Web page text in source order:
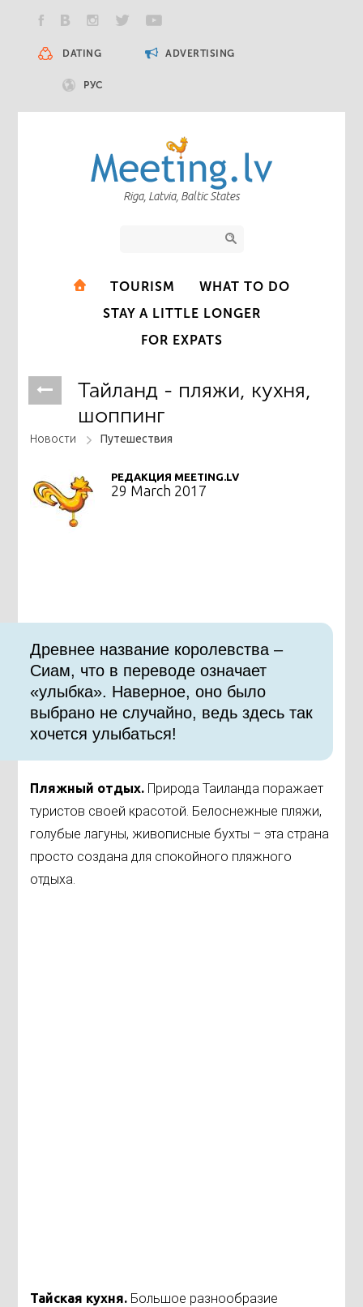
DATING ADVERTISING
РУС
Riga, Latvia, Baltic States
TOURISM
WHAT TO DO
STAY A LITTLE LONGER
FOR EXPATS
Тайланд - пляжи, кухня,
шоппинг
Новости Путешествия
РЕДАКЦИЯ MEETING.LV
29 March 2017
Древнее название королевства –
Сиам, что в переводе означает
«улыбка». Наверное, оно было
выбрано не случайно, ведь здесь так
хочется улыбаться!
Пляжный отдых. Природа Таиланда поражает
туристов своей красотой. Белоснежные пляжи,
голубые лагуны, живописные бухты – эта страна
просто создана для спокойного пляжного
отдыха.
Тайская кухня. Большое разнообразие